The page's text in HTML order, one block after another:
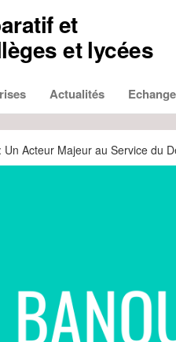
et
et lycées
Actualités
Acteur Majeur au Service du